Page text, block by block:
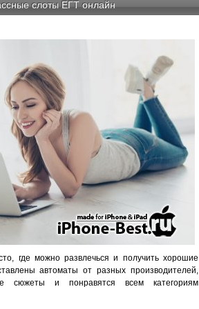
слоты ЕГТ онлайн
где можно развлечься и получить хорошие
автоматы от разных производителей,
сюжеты и понравятся всем категориям